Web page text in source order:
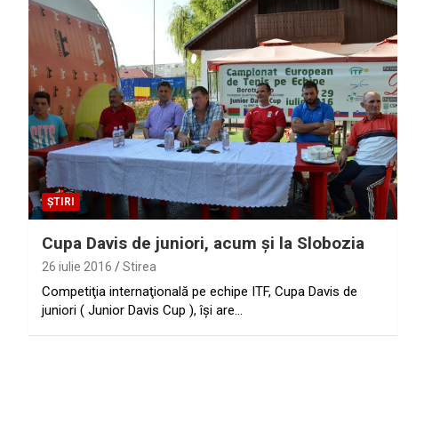
ȘTIRI
Cupa Davis de juniori, acum şi la Slobozia
26 iulie 2016 Stirea
Competiţia internaţională pe echipe ITF, Cupa Davis de
juniori ( Junior Davis Cup ), îşi are…